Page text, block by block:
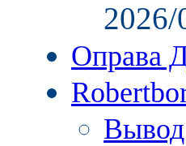
Оправа
Вывод